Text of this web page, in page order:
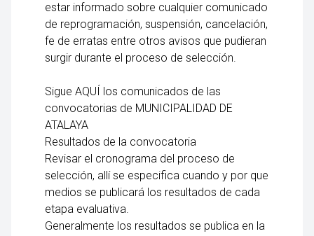
estar informado sobre cualquier comunicado
de reprogramación, suspensión, cancelación,
fe de erratas entre otros avisos que pudieran
surgir durante el proceso de selección.
Sigue AQUÍ los comunicados de las
convocatorias de MUNICIPALIDAD DE
ATALAYA
Resultados de la convocatoria
Revisar el cronograma del proceso de
selección, allí se especifica cuando y por que
medios se publicará los resultados de cada
etapa evaluativa.
Generalmente los resultados se publica en la